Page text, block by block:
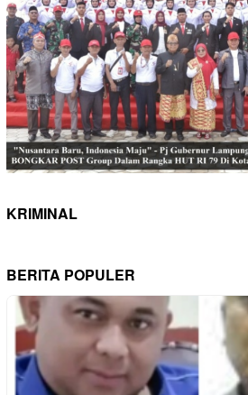
KRIMINAL
BERITA POPULER